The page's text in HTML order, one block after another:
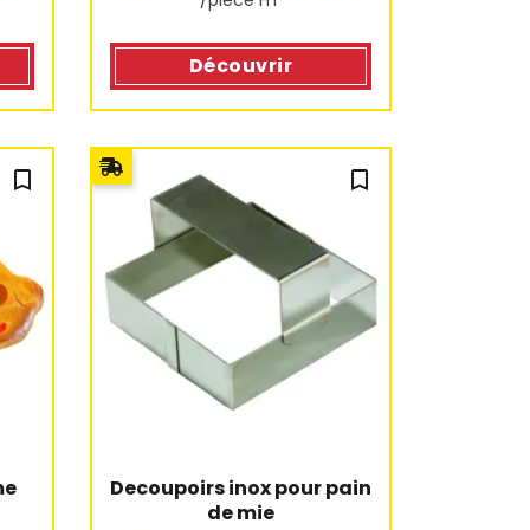
Découvrir
bookmark_outline bookmark_outline
Decoupoirs inox pour pain
de mie